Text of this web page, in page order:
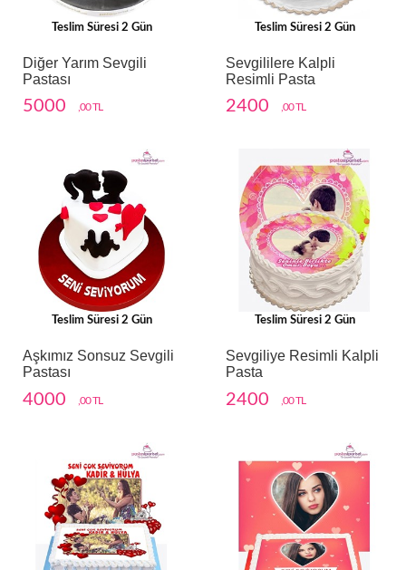
Teslim Süresi 2 Gün
Diğer Yarım Sevgili
Pastası
5000 ,00 TL
Teslim Süresi 2 Gün
Sevgililere Kalpli
Resimli Pasta
2400 ,00 TL
Teslim Süresi 2 Gün
Aşkımız Sonsuz Sevgili
Pastası
4000 ,00 TL
Teslim Süresi 2 Gün
Sevgiliye Resimli Kalpli
Pasta
2400 ,00 TL